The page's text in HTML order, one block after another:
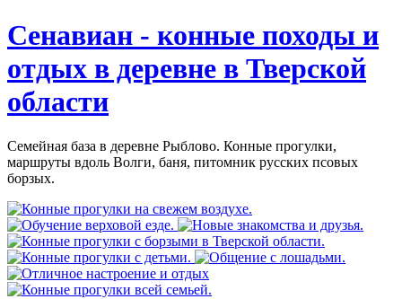
Сенавиан - конные походы и
отдых в деревне в Тверской
области
Семейная база в деревне Рыблово. Конные прогулки,
маршруты вдоль Волги, баня, питомник русских псовых
борзых.